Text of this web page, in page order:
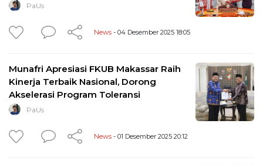
PaUs
News - 04 Desember 2025 18:05
Munafri Apresiasi FKUB Makassar Raih
Kinerja Terbaik Nasional, Dorong
Akselerasi Program Toleransi
PaUs
News - 01 Desember 2025 20:12